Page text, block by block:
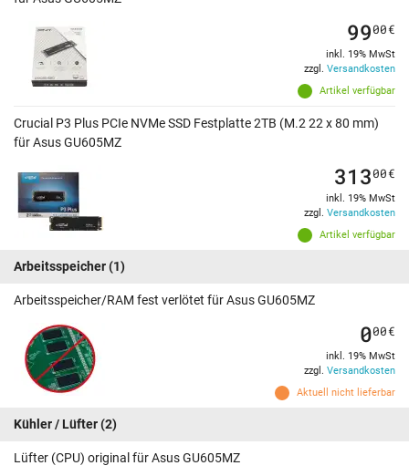
Artikel verfügbar
9900€
inkl. 19% MwSt
zzgl. Versandkosten
Crucial P3 Plus PCIe NVMe SSD Festplatte 2TB (M.2 22 x 80 mm)
für Asus GU605MZ
Artikel verfügbar
31300€
inkl. 19% MwSt
zzgl. Versandkosten
Arbeitsspeicher(1)
Arbeitsspeicher/RAM fest verlötet für Asus GU605MZ
Aktuell nicht lieferbar
000€
inkl. 19% MwSt
zzgl. Versandkosten
Kühler / Lüfter(2)
Lüfter (CPU) original für Asus GU605MZ